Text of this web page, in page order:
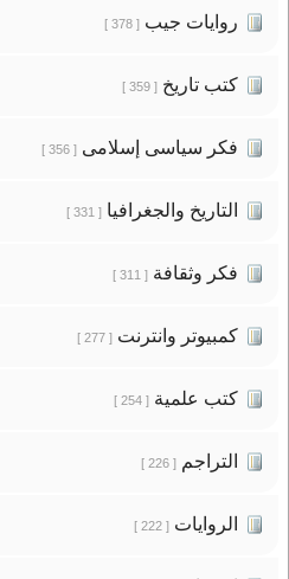
روايات جيب[ 378 ]
كتب تاريخ[ 359 ]
فكر سياسى إسلامى[ 356 ]
التاريخ والجغرافيا[ 331 ]
فكر وثقافة[ 311 ]
كمبيوتر وانترنت[ 277 ]
كتب علمية[ 254 ]
التراجم[ 226 ]
الروايات[ 222 ]